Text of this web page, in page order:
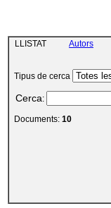
LLISTAT Autors
Tipus de cerca
Cerca:
Documents: 10